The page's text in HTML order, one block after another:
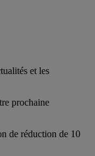
et les
prochaine
de réduction de 10